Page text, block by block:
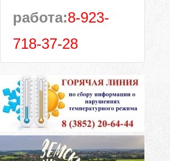
работа:8-923-
718-37-28